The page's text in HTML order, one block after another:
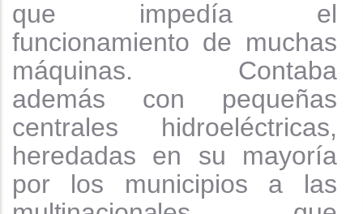
que impedía el
funcionamiento de muchas
máquinas. Contaba
además con pequeñas
centrales hidroeléctricas,
heredadas en su mayoría
por los municipios a las